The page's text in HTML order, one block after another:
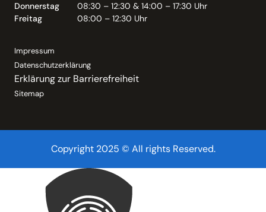
Donnerstag
08:30 – 12:30 & 14:00 – 17:30 Uhr
Freitag
08:00 – 12:30 Uhr
Impressum
Datenschutzerklärung
Erklärung zur Barrierefreiheit
Sitemap
Copyright 2025 © All rights Reserved.